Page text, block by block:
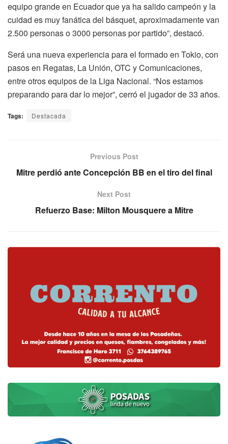
equipo grande en Ecuador que ya ha salido campeón y la
cuidad es muy fanática del básquet, aproximadamente van
2.500 personas o 3000 personas por partido”, destacó.
Será una nueva experiencia para el formado en Tokio, con
pasos en Regatas, La Unión, OTC y Comunicaciones,
entre otros equipos de la Liga Nacional. “Nos estamos
preparando para dar lo mejor”, cerró el jugador de 33 años.
Tags: Destacada
Previous Post
Mitre perdió ante Concepción BB en el tiro del final
Next Post
Refuerzo Base: Milton Mousquere a Mitre